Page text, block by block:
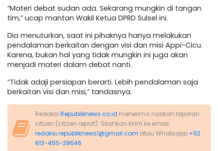
“Materi debat sudan ada. Sekarang mungkin di tangan
tim,” ucap mantan Wakil Ketua DPRD Sulsel ini.
Dia menuturkan, saat ini pihaknya hanya melakukan
pendalaman berkaitan dengan visi dan misi Appi-Cicu.
Karena, bukan hal yang tidak mungkin ini juga akan
menjadi materi dalam debat nanti.
“Tidak adaji persiapan berarti. Lebih pendalaman saja
berkaitan visi dan misi,” tandasnya.
Redaksi Republiknews.co.id menerima naskah laporan
citizen (citizen report). Silahkan kirim ke email:
redaksi.republiknews1@gmail.com atau Whatsapp +62
813-455-28646